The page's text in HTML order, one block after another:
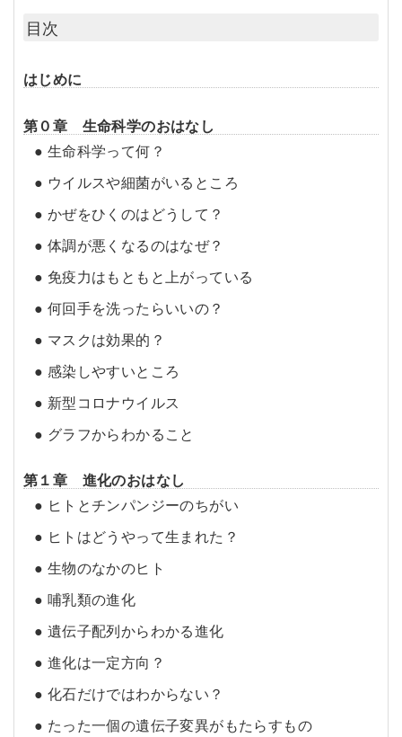
目次
はじめに
第０章 生命科学のおはなし
● 生命科学って何？
● ウイルスや細菌がいるところ
● かぜをひくのはどうして？
● 体調が悪くなるのはなぜ？
● 免疫力はもともと上がっている
● 何回手を洗ったらいいの？
● マスクは効果的？
● 感染しやすいところ
● 新型コロナウイルス
● グラフからわかること
第１章 進化のおはなし
● ヒトとチンパンジーのちがい
● ヒトはどうやって生まれた？
● 生物のなかのヒト
● 哺乳類の進化
● 遺伝子配列からわかる進化
● 進化は一定方向？
● 化石だけではわからない？
● たった一個の遺伝子変異がもたらすもの